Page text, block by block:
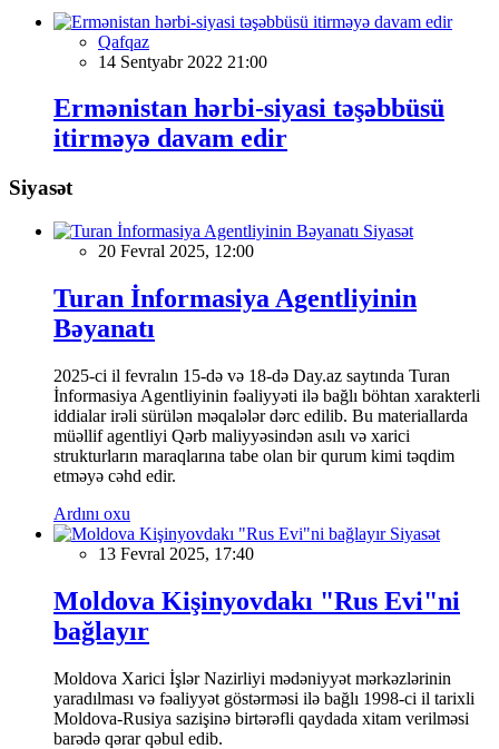
Qafqaz
14 Sentyabr 2022 21:00
Ermənistan hərbi-siyasi təşəbbüsü
itirməyə davam edir
Siyasət
Siyasət
20 Fevral 2025, 12:00
Turan İnformasiya Agentliyinin
Bəyanatı
2025-ci il fevralın 15-də və 18-də Day.az saytında Turan
İnformasiya Agentliyinin fəaliyyəti ilə bağlı böhtan xarakterli
iddialar irəli sürülən məqalələr dərc edilib. Bu materiallarda
müəllif agentliyi Qərb maliyyəsindən asılı və xarici
strukturların maraqlarına tabe olan bir qurum kimi təqdim
etməyə cəhd edir.
Ardını oxu
Siyasət
13 Fevral 2025, 17:40
Moldova Kişinyovdakı "Rus Evi"ni
bağlayır
Moldova Xarici İşlər Nazirliyi mədəniyyət mərkəzlərinin
yaradılması və fəaliyyət göstərməsi ilə bağlı 1998-ci il tarixli
Moldova-Rusiya sazişinə birtərəfli qaydada xitam verilməsi
barədə qərar qəbul edib.